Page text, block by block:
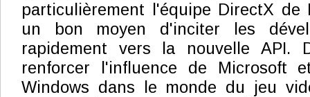
particulièrement l'équipe DirectX
un bon moyen d'inciter les
rapidement vers la nouvelle API.
renforcer l'influence de Microsoft
Windows dans le monde du jeu